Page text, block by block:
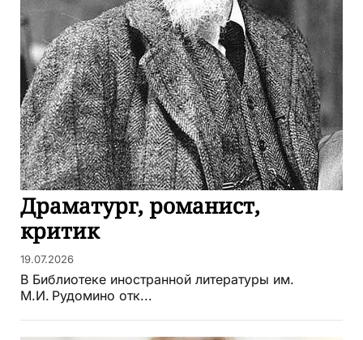
Драматург, романист,
критик
19.07.2026
В Библиотеке иностранной литературы им.
М.И. Рудомино отк...